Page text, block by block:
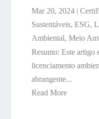
Mar 20, 2024|
Sustentáveis, ESG,
Ambiental, Meio
Resumo: Este artigo
licenciamento
abrangente...
Read More